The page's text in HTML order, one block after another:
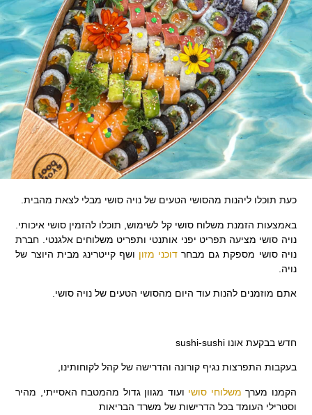
כעת תוכלו ליהנות מהסושי הטעים של נויה סושי מבלי לצאת מהבית.
באמצעות הזמנת משלוח סושי קל לשימוש, תוכלו להזמין סושי איכותי.
נויה סושי מציעה תפריט יפני אותנטי ותפריט משלוחים אלגנטי. חברת
נויה סושי מספקת גם מבחר דוכני מזון ושף קייטרינג מבית היוצר של
נויה.
אתם מוזמנים להנות עוד היום מהסושי הטעים של נויה סושי.
חדש בבקעת אונו sushi-sushi
בעקבות התפרצות נגיף קורונה והדרישה של קהל לקוחותינו,
הקמנו מערך משלוחי סושי ועוד מגוון גדול מהמטבח האסייתי, מהיר
וסטרילי העומד בכל הדרישות של משרד הבריאות